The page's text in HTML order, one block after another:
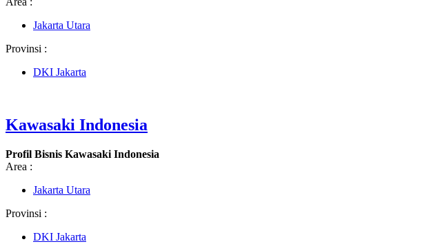
Jakarta Utara
Provinsi :
DKI Jakarta
Kawasaki Indonesia
Profil Bisnis Kawasaki Indonesia
Area :
Jakarta Utara
Provinsi :
DKI Jakarta